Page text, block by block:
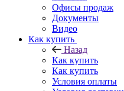
Офисы продаж
Документы
Видео
Как купить
Назад
Как купить
Как купить
Условия оплаты